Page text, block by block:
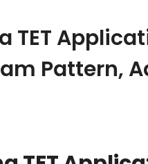
TET
Pattern,